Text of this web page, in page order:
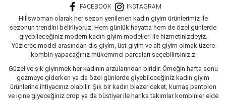
FACEBOOK INSTAGRAM
Hillswoman olarak her sezon yenilenen kadın giyim ürünlerimiz ile
sezonun trendini belirliyoruz. Hem günlük hayatta hem de özel günlerde
giyebileceğiniz modern kadın giyim modelleri ile hizmetinizdeyiz.
Yüzlerce model arasından dış giyim, üst giyim ve alt giyim olmak üzere
kombin yapacağınız mükemmel parçaları seçebilirsiniz.z
Güzel ve şık giyinmek her kadının arzularından biridir. Örneğin hafta sonu
gezmeye giderken ya da özel günlerde giyebileceğiniz kadın giyim
ürünlerine ihtiyacınız olabilir. Şık bir kadın blazer ceket, kumaş pantolon
ve içine giyeceğiniz crop ya da büstiyer ile harika takımlar kombinler elde